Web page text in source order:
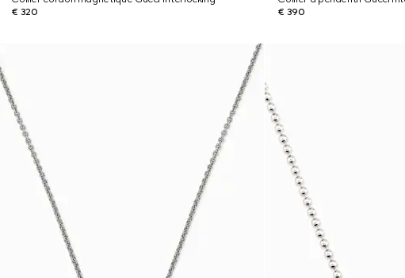
€ 320
€ 390